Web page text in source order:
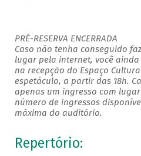
PRÉ-RESERVA ENCERRADA
Caso não tenha conseguido
lugar pela internet, você
na recepção do Espaço
espetáculo, a partir das 18h.
apenas um ingresso com
número de ingressos
máxima do auditório.
Repertório: